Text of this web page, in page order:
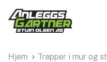
Hjem Trapper i mur og